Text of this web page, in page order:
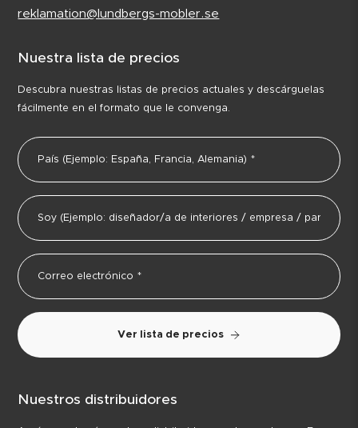
reklamation@lundbergs-mobler.se
Nuestra lista de precios
Descubra nuestras listas de precios actuales y descárguelas
fácilmente en el formato que le convenga.
Ver lista de precios
Nuestros distribuidores